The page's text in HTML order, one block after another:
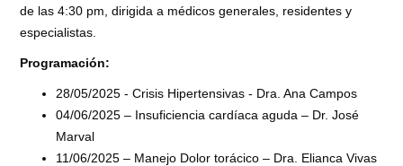
de las 4:30 pm, dirigida a médicos generales, residentes y
especialistas.
Programación:
28/05/2025 - Crisis Hipertensivas - Dra. Ana Campos
04/06/2025 – Insuficiencia cardíaca aguda – Dr. José
Marval
11/06/2025 – Manejo Dolor torácico – Dra. Elianca Vivas